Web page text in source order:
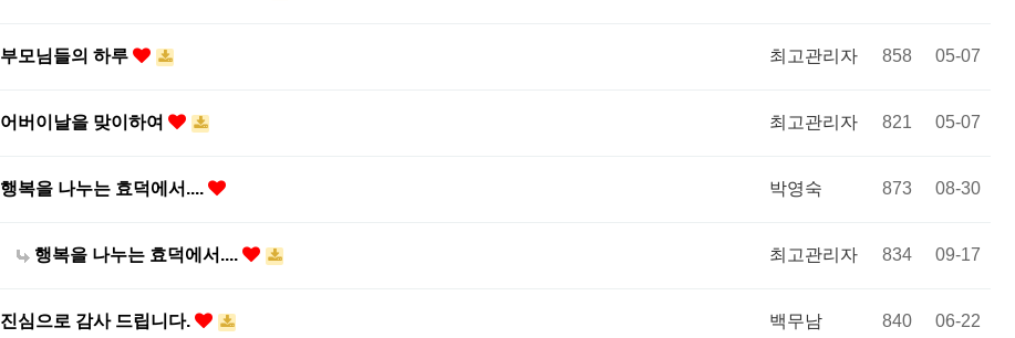
부모님들의 하루 최고관리자 858 05-07
어버이날을 맞이하여 최고관리자 821 05-07
행복을 나누는 효덕에서.... 박영숙 873 08-30
행복을 나누는 효덕에서.... 최고관리자 834 09-17
진심으로 감사 드립니다. 백무남 840 06-22